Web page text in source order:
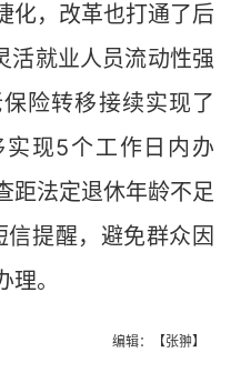
，改革也打通了后
活就业人员流动性强
险转移接续实现了
实现5个工作日内办
距法定退休年龄不足
提醒，避免群众因
。
编辑：【张翀】